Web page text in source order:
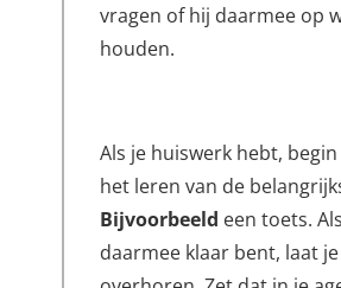
vragen of hij daarmee op
houden.
Als je huiswerk hebt,
het leren van de
Bijvoorbeeld een toets.
daarmee klaar bent, laat